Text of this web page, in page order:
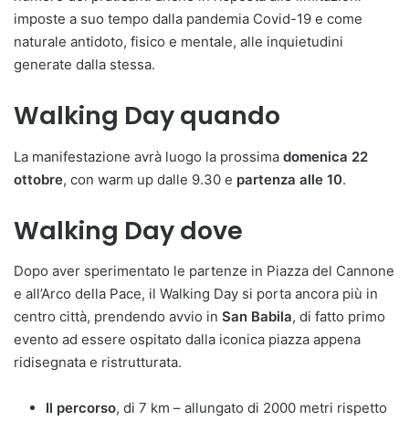
imposte a suo tempo dalla pandemia Covid-19 e come
naturale antidoto, fisico e mentale, alle inquietudini
generate dalla stessa.
Walking Day quando
La manifestazione avrà luogo la prossima domenica 22
ottobre, con warm up dalle 9.30 e partenza alle 10.
Walking Day dove
Dopo aver sperimentato le partenze in Piazza del Cannone
e all’Arco della Pace, il Walking Day si porta ancora più in
centro città, prendendo avvio in San Babila, di fatto primo
evento ad essere ospitato dalla iconica piazza appena
ridisegnata e ristrutturata.
Il percorso, di 7 km – allungato di 2000 metri rispetto